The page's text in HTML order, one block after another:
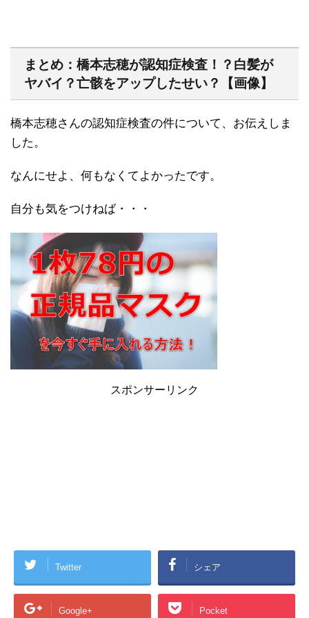
まとめ：橋本志穂が認知症検査！？白髪が
ヤバイ？亡骸をアップしたせい？【画像】
橋本志穂さんの認知症検査の件について、お伝えしま
した。
なんにせよ、何もなくてよかったです。
自分も気をつけねば・・・
スポンサーリンク
Twitter シェア
Google+ Pocket